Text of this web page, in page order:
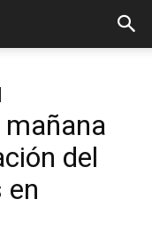
mañana
del
en